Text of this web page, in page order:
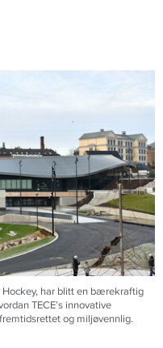
har blitt en bærekraftig
TECE’s innovative
og miljøvennlig.